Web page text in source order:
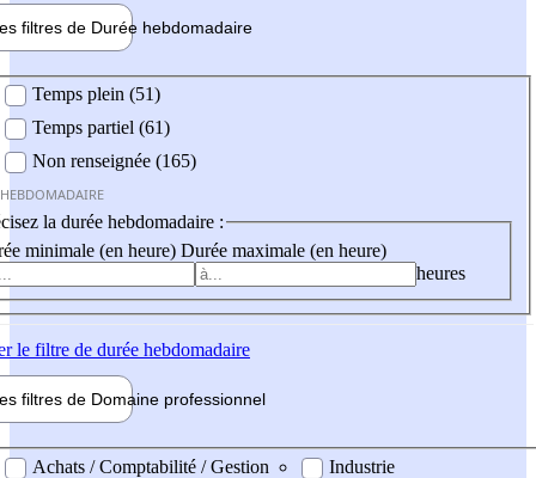
filtres de Durée hebdomadaire
Temps plein (51)
Temps partiel (61)
Non renseignée (165)
la durée hebdomadaire :
minimale (en heure) Durée maximale (en heure)
heures
le filtre de durée hebdomadaire
filtres de Domaine professionnel
professionel
Achats / Comptabilité / Gestion
Industrie